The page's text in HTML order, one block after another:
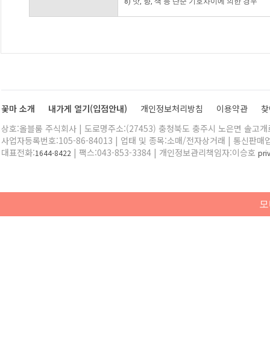
꽃마 소개 내가게 열기(입점안내) 개인정보처리방침 이용약관
상호:올블룸 주식회사 | 도로명주소:(27453) 충청북도 충주시 노은면 솔고
사업자등록번호:105-86-84013 | 업태 및 종목:소매/전자상거래 | 통신판매
대표전화:1644-8422 | 팩스:043-853-3384 | 개인정보관리책임자:이승호